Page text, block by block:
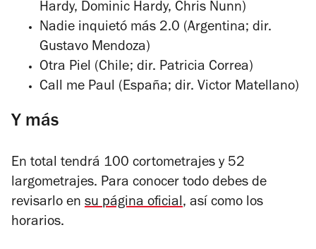
Hardy, Dominic Hardy, Chris Nunn)
Nadie inquietó más 2.0 (Argentina; dir.
Gustavo Mendoza)
Otra Piel (Chile; dir. Patricia Correa)
Call me Paul (España; dir. Victor Matellano)
Y más
En total tendrá 100 cortometrajes y 52
largometrajes. Para conocer todo debes de
revisarlo en su página oficial, así como los
horarios.